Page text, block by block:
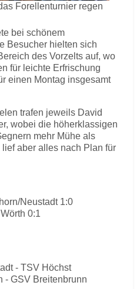
Forellenturnier regen
bei schönem
Besucher hielten sich
des Vorzelts auf, wo
für leichte Erfrischung
einen Montag insgesamt
trafen jeweils David
wobei die höherklassigen
mehr Mühe als
aber alles nach Plan für
Neustadt 1:0
0:1
- TSV Höchst
- GSV Breitenbrunn